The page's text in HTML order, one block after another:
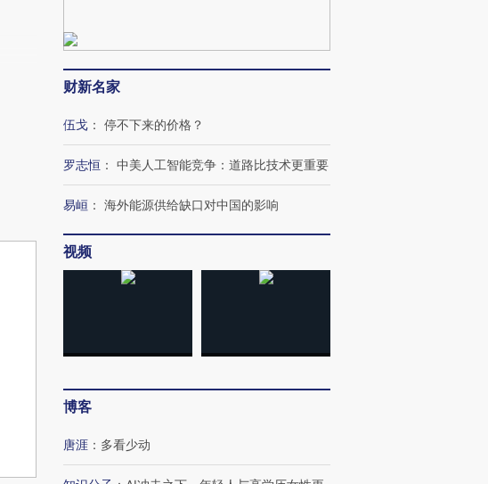
财新名家
伍戈 ： 停不下来的价格？
罗志恒 ： 中美人工智能竞争：道路比技术更重要
易峘 ： 海外能源供给缺口对中国的影响
视频
博客
唐涯 ： 多看少动